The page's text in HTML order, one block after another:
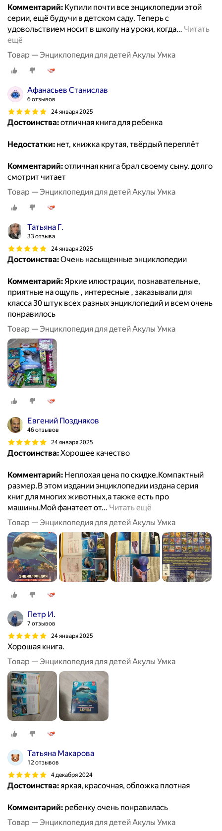
Комментарий: Купили почти все энциклопедии этой
серии, ещё будучи в детском саду. Теперь с
удовольствием носит в школу на уроки, когда… Читать
ещё
Товар — Энциклопедия для детей Акулы Умка
Афанасьев Станислав
6 отзывов
24 января 2025
Достоинства:отличная книга для ребенка
Недостатки: нет, книжка крутая, твёрдый переплёт
Комментарий:отличная книга брал своему сыну. долго
смотрит читает
Товар — Энциклопедия для детей Акулы Умка
Татьяна Г.
33 отзыва
24 января 2025
Достоинства:Очень насыщенные энциклопедии
Комментарий:Яркие илюстрации, познавательные,
приятные на ощупь , интересные , заказывали для
класса 30 штук всех разных энциклопедий и всем очень
понравилось
Товар — Энциклопедия для детей Акулы Умка
Евгений Поздняков
46 отзывов
24 января 2025
Достоинства:Хорошее качество
Комментарий: Неплохая цена по скидке.Компактный
размер.В этом издании энциклопедии издана серия
книг для многих животных,а также есть про
машины.Мой фанатеет от… Читать ещё
Товар — Энциклопедия для детей Акулы Умка
Петр И.
7 отзывов
24 января 2025
Хорошая книга.
Товар — Энциклопедия для детей Акулы Умка
Татьяна Макарова
12 отзывов
4 декабря 2024
Достоинства:яркая, красочная, обложка плотная
Комментарий: ребенку очень понравилась
Товар — Энциклопедия для детей Акулы Умка